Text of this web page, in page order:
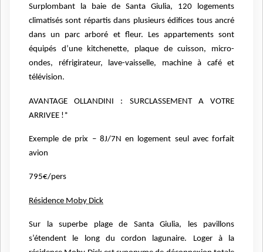
Surplombant la baie de Santa Giulia, 120 logements
climatisés sont répartis dans plusieurs édifices tous ancré
dans un parc arboré et fleur. Les appartements sont
équipés d’une kitchenette, plaque de cuisson, micro-
ondes, réfrigirateur, lave-vaisselle, machine à café et
télévision.
AVANTAGE OLLANDINI : SURCLASSEMENT A VOTRE
ARRIVEE !*
Exemple de prix – 8J/7N en logement seul avec forfait
avion
795€/pers
Résidence Moby Dick
Sur la superbe plage de Santa Giulia, les pavillons
s’étendent le
long du cordon lagunaire. Loger à la